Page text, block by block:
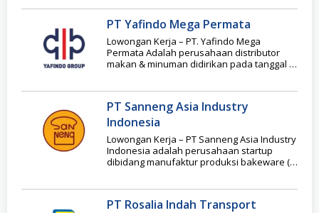
PT Yafindo Mega Permata
Lowongan Kerja – PT. Yafindo Mega
Permata Adalah perusahaan distributor
makan & minuman didirikan pada tanggal 1
PT Sanneng Asia Industry
Indonesia
Lowongan Kerja – PT Sanneng Asia Industry
Indonesia adalah perusahaan startup
dibidang manufaktur produksi bakeware (
PT Rosalia Indah Transport